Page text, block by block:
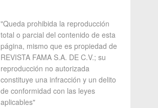
"Queda prohibida la reproducción
total o parcial del contenido de esta
página, mismo que es propiedad de
REVISTA FAMA S.A. DE C.V.; su
reproducción no autorizada
constituye una infracción y un delito
de conformidad con las leyes
aplicables"